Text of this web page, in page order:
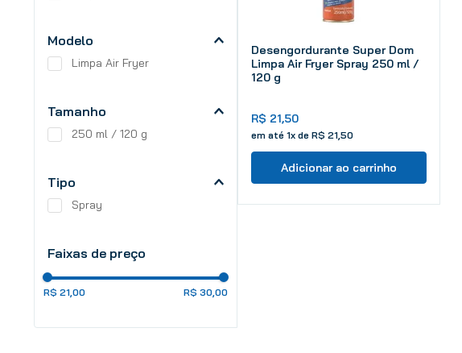
Modelo
Limpa Air Fryer
Tamanho
250 ml / 120 g
Tipo
Spray
Faixas de preço
R$ 21,00 R$ 30,00
Desengordurante Super Dom
Limpa Air Fryer Spray 250 ml /
120 g
R$ 21,50
em até 1x de R$ 21,50
Adicionar ao carrinho